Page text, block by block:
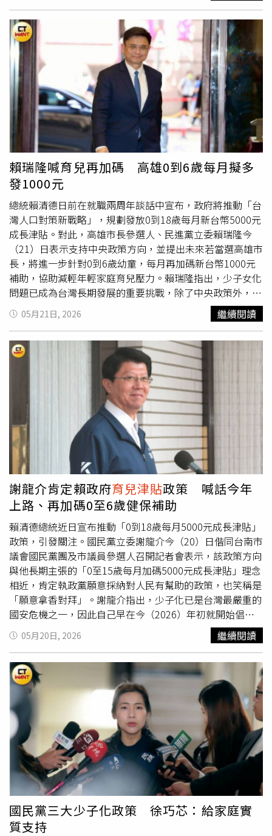
委葉俊顯、金管會主委彭金隆，以及教育部次長張廖萬堅、
衛福部次長呂建德等。台灣人口對策新戰略—家庭支持篇，
完整18項措施如下：1.0至18歲成長津貼：0至18歲每人每
月領5,000元，0至6歲全額直接領，6至18歲由國家協助存
一半並投資，政府承擔風險，保底定存利率。2.弱勢兒少發
展帳戶：弱勢兒少每月可存500元、1,000元或1,250元，政
府採1比1相對提撥，讓存款加倍累積，協助孩子建立未來發
展基礎。3.擴大人工生殖補助：加碼人工生殖補助，未滿45
歲第1至3次補助13至15萬元；未滿40歲第4至6次每次補助
6萬元，支持不孕夫妻圓夢。4.生育保險補足至10萬元：不
論勞保、國保、農保、軍保或軍公教補助，每胎生育給付都
補足至10萬元，降低生育初期負擔，讓每個孩子都被支持。
5.0至2歲育兒與托育補助：0至2歲依胎次提高補助，在家帶
每月5,000至7,000元，公托7,000至9,000元，準公共托育
1.3萬至1.5萬元，減輕育兒壓力。6.2至6歲平價教保與育兒
津貼：公幼最多繳1,000元、非營利幼兒園2,000元、準公幼
3,000元；自行照顧或私幼者，育兒津貼每月5,000至7,000
元。7.兒童醫療保健擴大：新生兒22項疾病篩檢全免費，兒
童預防保健補助增加至9次，幼兒專責醫師從0至3歲擴大到
6歲，強化孩子健康照顧。8.擴大平價幼保量能：持續布建
公幼、準公幼、公托與準公托，並推動公部門、國營事業增
設托嬰中心及幼兒園，增加托育地點與可近性。9.企業托育
租稅優惠：企業提供托育服務支出可自營利事業所得額中加
倍減除至200％，並提供自辦托育、新建托兒設施與育兒補
貼相關獎勵。10.學貸利息再調降：減少青年學貸負擔，學
貸利息再降1％，還款展延加1年，差額由政府負擔，讓孩子
就學與畢業後還款壓力更低。11.青年安心就學三項支持：
持續推動高中職免學費、私立大專校院每學年最高補助3.5
萬元，以及大專校院住宿補貼每學期5,000至7,000元。12.
婚假、產假、陪產假延長：婚假、產假與陪產假全面延長，
增加日數的工資可向政府申請補貼，讓新人、孕產婦與配偶
都有更充裕時間安排家庭照顧。13. 育兒留停6+3：雙親各
領滿6個月育嬰留停津貼後，可各再多領3個月，合計最高
18個月，並提高投保薪資上限，使津貼補助可超過4萬元。
14. 育嬰假升級為育兒假：育嬰假從0至3歲擴大為0至6歲，
雙親都可申請2年育兒留職停薪，並可按日申請，增加彈性
照顧孩子的空間。15. 彈性減工時不減薪：育兒減工時從0
至3歲延長到12歲，勞工每日可減少1小時工時且不減薪，
由政府補助企業全額工資，鼓勵友善育兒制度。16. 企業職
代與職替補助：政府補助企業因婚假、陪產假、育兒假或減
工時所需短期代理，每人每日800元；200人以下企業聘長
期替代人力，每名補助2萬元。17. 育兒家庭減稅：個人免
稅額與70歲以上扶養親屬免稅額調高；未成年子女免稅額提
高至每名15.15萬元，扶養子女家庭可進一步減輕稅負。18.
婚育家庭居住減壓：婚育家庭自住房屋稅與地價稅調降，並
擴大婚育宅、租金補貼加碼與包租代管修繕補助，育有0至6
歲者可安心長住12年。
賴瑞隆喊育兒再加碼 高雄0到6歲每月擬多
發1000元
總統賴清德日前在就職兩周年談話中宣布，政府將推動「台
灣人口對策新戰略」，規劃發放0到18歲每月新台幣5000元
成長津貼。對此，高雄市長參選人、民進黨立委賴瑞隆今
（21）日表示支持中央政策方向，並提出未來若當選高雄市
長，將進一步針對0到6歲幼童，每月再加碼新台幣1000元
補助，協助減輕年輕家庭育兒壓力。賴瑞隆指出，少子女化
問題已成為台灣長期發展的重要挑戰，除了中央政策外，地
方政府也應積極投入資源，打造更友善的育兒環境。他認
為，高雄近年在產業與城市發展上持續進步，更應同步把資
家討論後，相關補助政策在財政上具備可行性，因此規劃針
對學齡前兒童加碼補貼，希望在孩子成長最關鍵、家長負擔
最沉重的階段，提供更實際的支持，讓市府成為育兒家庭的
育兒津貼
外，賴瑞隆也提到，未來將持續推
動一系列兒童與家庭政策，包括提高生育補助、擴充公共托
育資源、推動延托服務、增設共融遊戲場及小型兒童圖書空
間，同時加強兒少早療與心理健康支持，建立更完整的家庭
照顧系統。賴瑞隆強調，希望未來高雄不只是產業城市，更
是一座讓年輕人願意成家、生養孩子的幸福城市，透過中央
與地方合作，打造兼顧工作、育兒與生活品質的友善環境。
05月21日, 2026 繼續閱讀
謝龍介肯定賴政府育兒津貼政策 喊話今年
上路、再加碼0至6歲健保補助
賴清德總統近日宣布推動「0到18歲每月5000元成長津貼」
政策，引發關注。國民黨立委謝龍介今（20）日偕同台南市
議會國民黨團及市議員參選人召開記者會表示，該政策方向
與他長期主張的「0至15歲每月加碼5000元成長津貼」理念
相近，肯定執政黨願意採納對人民有幫助的政策，也笑稱是
「願意拿香對拜」。謝龍介指出，少子化已是台灣最嚴重的
國安危機之一，因此自己早在今（2026）年初就開始倡議
中央應加碼育兒補助，近期也與台南市議會國民黨團共同提
出「0到15歲每月發放新台幣5000元成長津貼」政策，希望
透過更實際的經濟支持，降低家庭育兒壓力，達到「媽媽少
辛苦，成長更幸福」的目標。不過，謝龍介也呼籲賴政府不
要只有政策宣示，應盡速公布具體施行期程，最好能在今年
內正式上路，讓年輕家庭盡快受惠。他認為，當前高物價、
育兒成本不斷攀升，許多年輕夫妻不是不想生，而是「不敢
生、養不起」，政府若能及早推動補助，對提升生育意願將
有實質幫助。此外，謝龍介也建議，除了每月成長津貼外，
政府應再進一步加碼0至6歲嬰幼兒健保費補助，減輕家長負
擔。他強調，少子化問題不分藍綠，朝野都應共同面對、對
症下藥，透過更完整的育兒支持系統與友善環境，讓年輕人
敢婚、敢生，才有機會扭轉人口危機。
05月20日, 2026 繼續閱讀
國民黨三大少子化政策 徐巧芯：給家庭實
質支持